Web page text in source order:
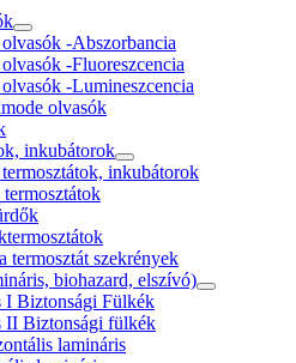
-Abszorbancia
-Fluoreszcencia
-Lumineszcencia
olvasók
inkubátorok
inkubátorok
termosztátok
termosztát szekrények
biohazard, elszívó)
I Biztonsági Fülkék
II Biztonsági fülkék
lamináris